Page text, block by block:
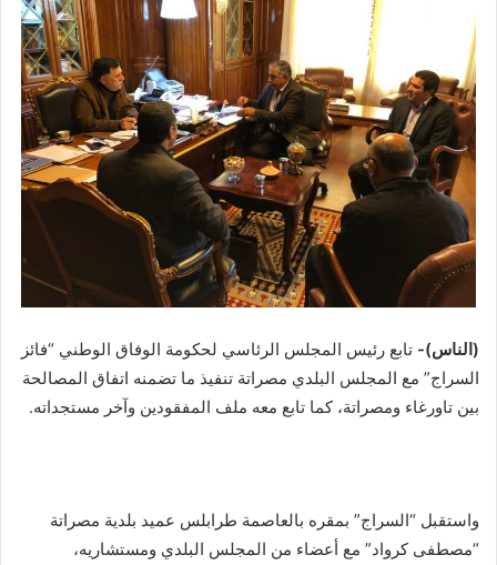
(الناس)- تابع رئيس المجلس الرئاسي لحكومة الوفاق الوطني “فائز
السراج” مع المجلس البلدي مصراتة تنفيذ ما تضمنه اتفاق المصالحة
بين تاورغاء ومصراتة، كما تابع معه ملف المفقودين وآخر مستجداته.
واستقبل “السراج” بمقره بالعاصمة طرابلس عميد بلدية مصراتة
“مصطفى كرواد” مع أعضاء من المجلس البلدي ومستشاريه،